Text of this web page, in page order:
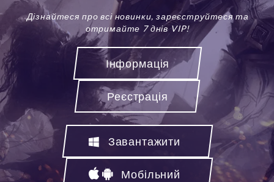
Дізнайтеся про всі новинки, зареєструйтеся та
отримайте 7 днів VIP!
Інформація
Реєстрація
Завантажити
Мобільний